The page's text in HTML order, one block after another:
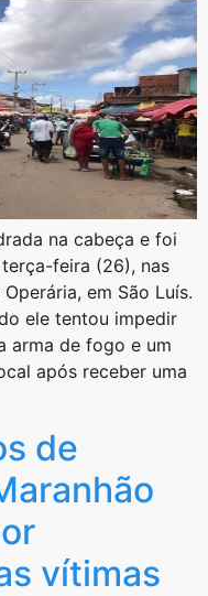
na cabeça e foi
feira (26), nas
em São Luís.
ele tentou impedir
arma de fogo e um
após receber uma
de
vítimas